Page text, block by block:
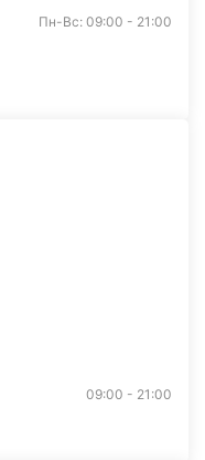
Пн-Вс: 09:00 - 21:00
09:00 - 21:00